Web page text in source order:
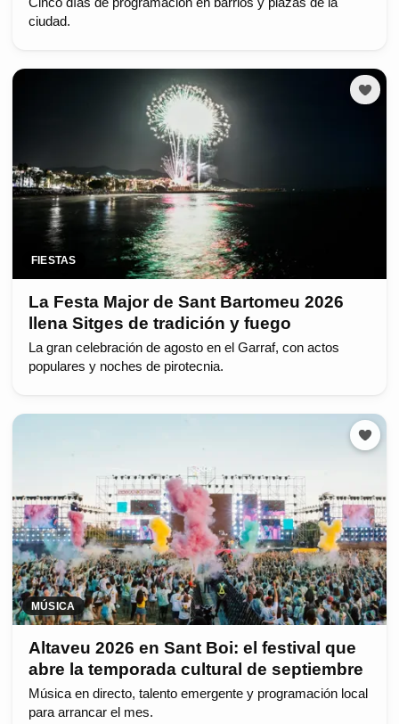
ciudad.
FIESTAS
La Festa Major de Sant Bartomeu 2026
llena Sitges de tradición y fuego
La gran celebración de agosto en el Garraf, con actos
populares y noches de pirotecnia.
MÚSICA
Altaveu 2026 en Sant Boi: el festival que
abre la temporada cultural de septiembre
Música en directo, talento emergente y programación local
para arrancar el mes.